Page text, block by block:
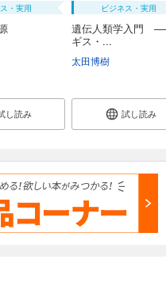
・実用
し読み
ビジネス・実用
遺伝人類学入門
ギス・...
太田博樹
試し読み